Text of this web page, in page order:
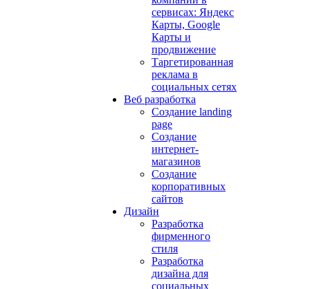
сервисах: Яндекс
Карты, Google
Карты и
продвижение
Таргетированная
реклама в
социальных сетях
Веб разработка
Создание landing
page
Создание
интернет-
магазинов
Создание
корпоративных
сайтов
Дизайн
Разработка
фирменного
стиля
Разработка
дизайна для
социальных